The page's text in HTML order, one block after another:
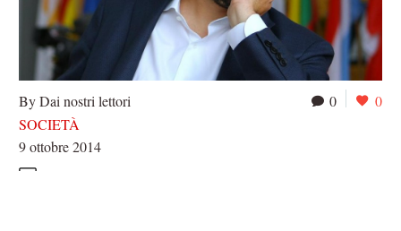
0 0
By Dai nostri lettori
SOCIETÀ
9 ottobre 2014